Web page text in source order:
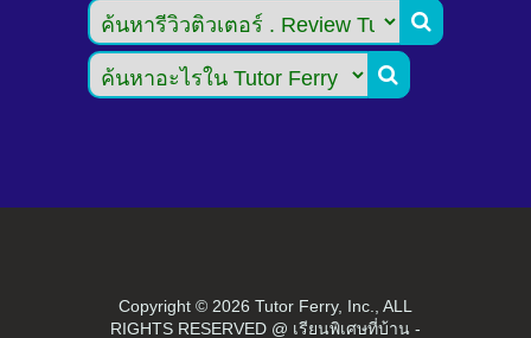


Copyright © 2026 Tutor Ferry, Inc., ALL
RIGHTS RESERVED @ เรียนพิเศษที่บ้าน -